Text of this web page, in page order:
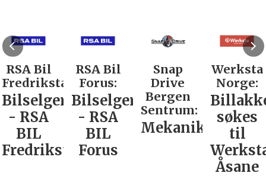
RSA Bil
Fredrikstad:
Bilselger
- RSA
BIL
Fredrikstad
RSA Bil
Forus:
Bilselger
- RSA
BIL
Forus
Snap
Drive
Bergen
Sentrum:
Mekaniker
Werksta
Norge:
søkes
til
Åsane